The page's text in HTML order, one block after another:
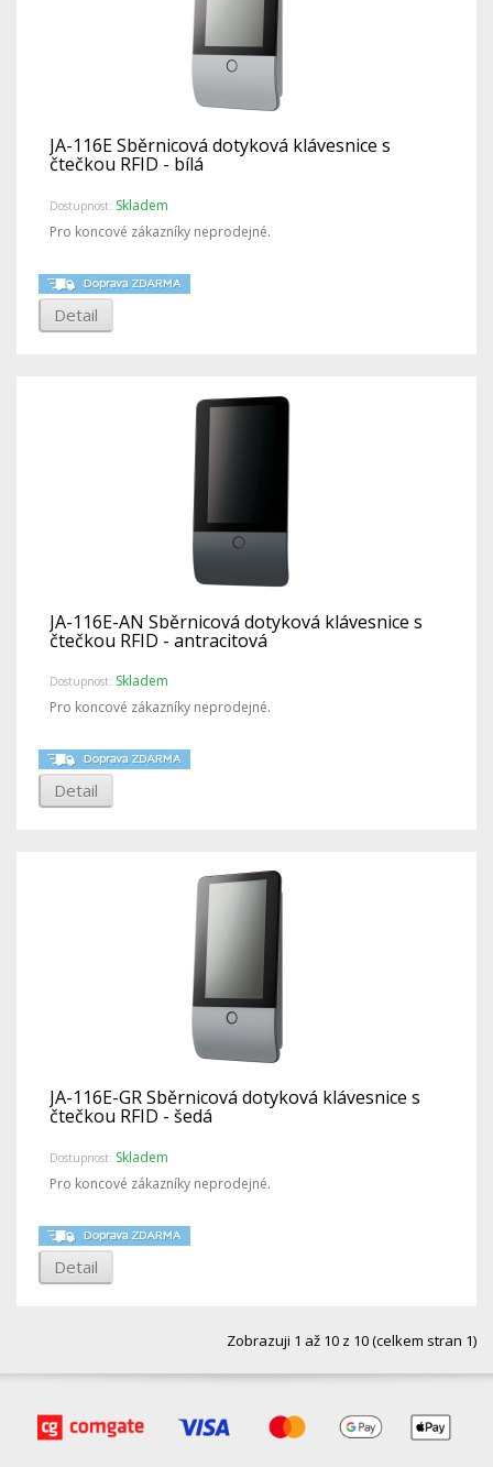
JA-116E Sběrnicová dotyková klávesnice s
čtečkou RFID - bílá
Dostupnost: Skladem
Pro koncové zákazníky neprodejné.
Detail
JA-116E-AN Sběrnicová dotyková klávesnice s
čtečkou RFID - antracitová
Dostupnost: Skladem
Pro koncové zákazníky neprodejné.
Detail
JA-116E-GR Sběrnicová dotyková klávesnice s
čtečkou RFID - šedá
Dostupnost: Skladem
Pro koncové zákazníky neprodejné.
Detail
Zobrazuji 1 až 10 z 10 (celkem stran 1)